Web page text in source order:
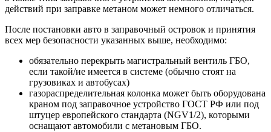
действий при заправке метаном может немного отличаться.
После постановки авто в заправочный островок и принятия
всех мер безопасности указанных выше, необходимо:
обязательно перекрыть магистральный вентиль ГБО,
если такой/ие имеется в системе (обычно стоят на
грузовиках и автобусах)
газораспределительная колонка может быть оборудована
краном под заправочное устройство ГОСТ РФ или под
штуцер европейского стандарта (NGV1/2), которыми
оснащают автомобили с метановым ГБО.